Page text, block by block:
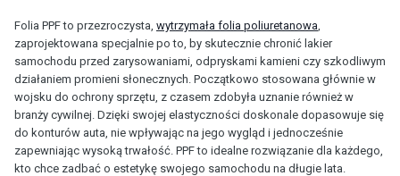
Folia PPF to przezroczysta, wytrzymała folia poliuretanowa
zaprojektowana specjalnie po to, by skutecznie chronić lakier
samochodu przed zarysowaniami, odpryskami kamieni czy szkodliwym
działaniem promieni słonecznych. Początkowo stosowana głównie w
wojsku do ochrony sprzętu, z czasem zdobyła uznanie również w
branży cywilnej. Dzięki swojej elastyczności doskonale dopasowuje się
do konturów auta, nie wpływając na jego wygląd i jednocześnie
zapewniając wysoką trwałość. PPF to idealne rozwiązanie dla każdego,
kto chce zadbać o estetykę swojego samochodu na długie lata.